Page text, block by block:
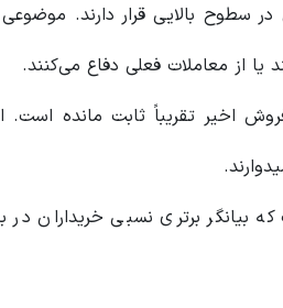
سطوح بالایی قرار دارند.
از معاملات فعلی دفاع می‌کنند.
اخیر تقریباً ثابت مانده است.
برتری نسبی خریداران در